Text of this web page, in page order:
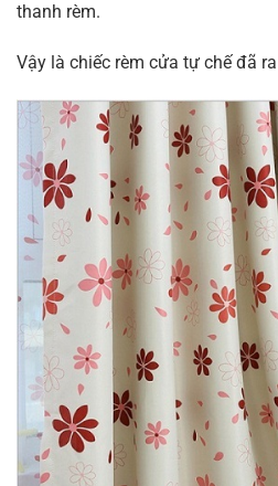
thanh rèm.
Vậy là chiếc rèm cửa tự chế đã